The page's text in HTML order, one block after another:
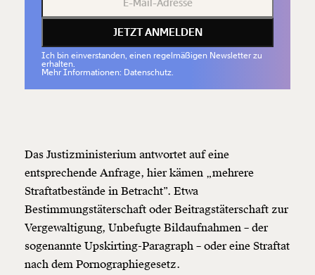
JETZT ANMELDEN
Ich bin einverstanden, einen regelmäßigen Newsletter zu
erhalten.
Mehr Informationen: Datenschutz.
Das Justizministerium antwortet auf eine
entsprechende Anfrage, hier kämen „mehrere
Straftatbestände in Betracht”. Etwa
Bestimmungstäterschaft oder Beitragstäterschaft zur
Vergewaltigung, Unbefugte Bildaufnahmen – der
sogenannte Upskirting-Paragraph – oder eine Straftat
nach dem Pornographiegesetz.